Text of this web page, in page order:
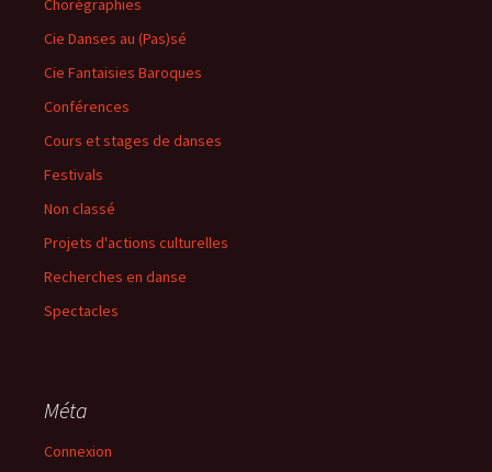
Chorégraphies
Cie Danses au (Pas)sé
Cie Fantaisies Baroques
Conférences
Cours et stages de danses
Festivals
Non classé
Projets d'actions culturelles
Recherches en danse
Spectacles
Méta
Connexion